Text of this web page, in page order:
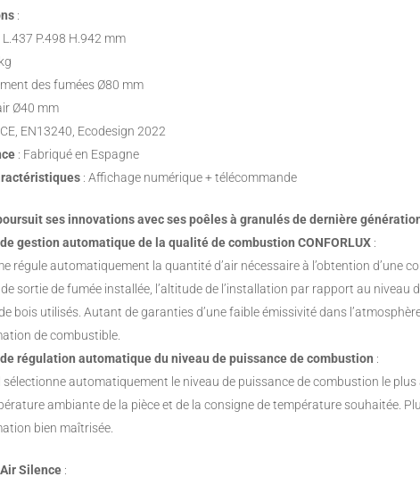
:
P.498 H.942 mm
des fumées Ø80 mm
Ø40 mm
EN13240, Ecodesign 2022
: Fabriqué en Espagne
: Affichage numérique + télécommande
ses innovations avec ses poêles à granulés de dernière
gestion automatique de la qualité de combustion CONFORLUX :
régule automatiquement la quantité d’air nécessaire à l’obtention d’une
sortie de fumée installée, l’altitude de l’installation par rapport au niveau
bois utilisés. Autant de garanties d’une faible émissivité dans
de combustible.
régulation automatique du niveau de puissance de combustion :
sélectionne automatiquement le niveau de puissance de combustion le
ambiante de la pièce et de la consigne de température souhaitée.
bien maîtrisée.
Silence :